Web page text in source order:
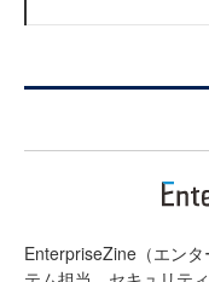
EnterpriseZine（エン